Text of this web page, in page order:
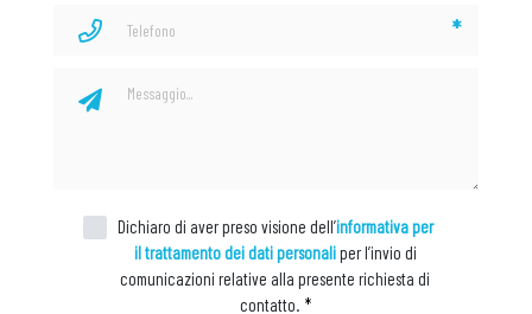
*
Dichiaro di aver preso visione dell’informativa per
il trattamento dei dati personaliper l’invio di
comunicazioni relative alla presente richiesta di
contatto. *